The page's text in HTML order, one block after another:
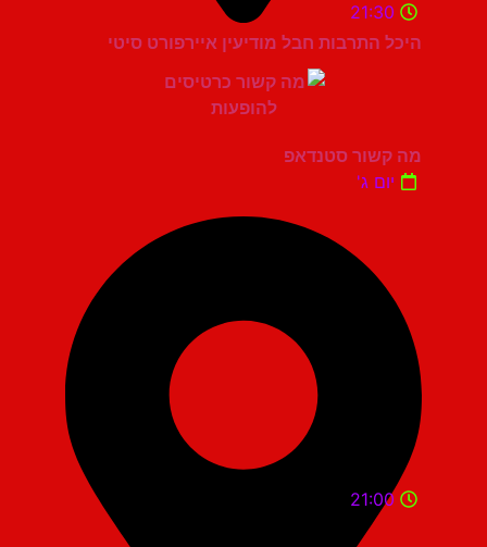
היכל התרבות חבל מודיעין איירפורט סיטי
21:30
מה קשור סטנדאפ
יום ג'
21:00